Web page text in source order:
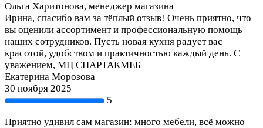
Ольга Харитонова, менеджер магазина
Ирина, спасибо вам за тёплый отзыв! Очень приятно, что
вы оценили ассортимент и профессиональную помощь
наших сотрудников. Пусть новая кухня радует вас
красотой, удобством и практичностью каждый день. С
уважением, МЦ СПАРТАКМЕБ
Екатерина Морозова
30 ноября 2025
5
Приятно удивил сам магазин: много мебели, всё можно